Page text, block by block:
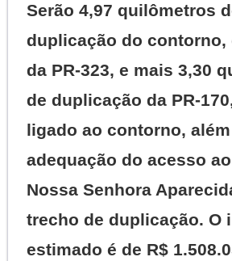
Serão 4,97 quilômetros
duplicação do contorno,
da PR-323, e mais 3,30
de duplicação da PR-
ligado ao contorno,
adequação do acesso
Nossa Senhora
trecho de duplicação. O
estimado é de R$